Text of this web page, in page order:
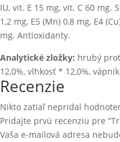
IU, vit. E 15 mg, vit. C 60 mg.
1,2 mg, E5 (Mn) 0,8 mg, E4
mg. Antioxidanty.
Analytické zložky: hrubý
12,0%, vlhkosť * 12,0%,
Recenzie
Nikto zatiaľ nepridal
Pridajte prvú recenziu pre
Vaša e-mailová adresa